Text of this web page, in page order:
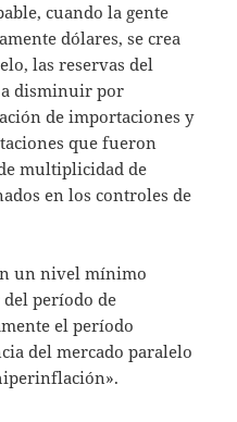
cuando la gente
dólares, se crea
las reservas del
a disminuir por
de importaciones y
que fueron
multiplicidad de
en los controles de
un nivel mínimo
del período de
el período
del mercado paralelo